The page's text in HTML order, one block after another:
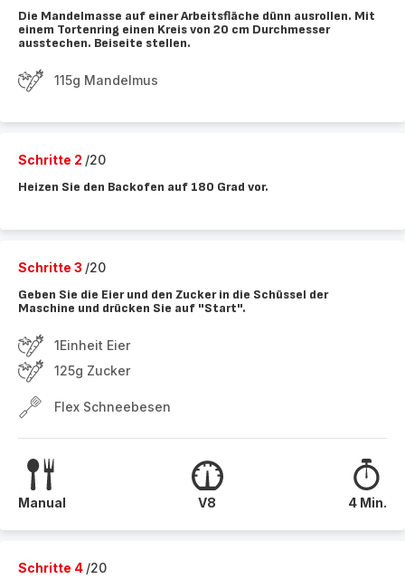
Die Mandelmasse auf einer Arbeitsfläche dünn ausrollen. Mit
einem Tortenring einen Kreis von 20 cm Durchmesser
ausstechen. Beiseite stellen.
115g Mandelmus
Schritte 2 /20
Heizen Sie den Backofen auf 180 Grad vor.
Schritte 3 /20
Geben Sie die Eier und den Zucker in die Schüssel der
Maschine und drücken Sie auf "Start".
1Einheit Eier
125g Zucker
Flex Schneebesen
Manual V8 4 Min.
Schritte 4 /20